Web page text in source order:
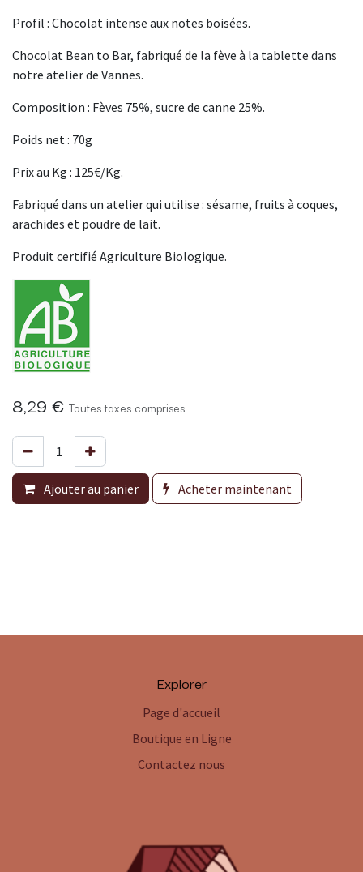
Profil : Chocolat intense aux notes boisées.
Chocolat Bean to Bar, fabriqué de la fève à la tablette dans
notre atelier de Vannes.
Composition : Fèves 75%, sucre de canne 25%.
Poids net : 70g
Prix au Kg : 125€/Kg.
Fabriqué dans un atelier qui utilise : sésame, fruits à coques,
arachides et poudre de lait.
Produit certifié Agriculture Biologique.
8,29 € Toutes taxes comprises
Ajouter au panier Acheter maintenant
Explorer
Page d'accueil
Boutique en Ligne
Contactez nous